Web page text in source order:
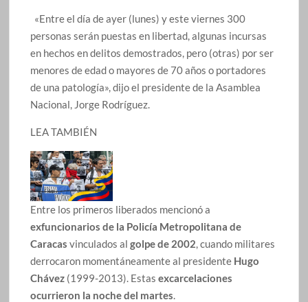
«Entre el día de ayer (lunes) y este viernes 300
personas serán puestas en libertad, algunas incursas
en hechos en delitos demostrados, pero (otras) por ser
menores de edad o mayores de 70 años o portadores
de una patología», dijo el presidente de la Asamblea
Nacional, Jorge Rodríguez.
LEA TAMBIÉN
Entre los primeros liberados mencionó a
exfuncionarios de la Policía Metropolitana de
Caracas vinculados algolpe de 2002, cuando militares
derrocaron momentáneamente al presidente Hugo
Chávez (1999-2013). Estasexcarcelaciones
ocurrieron la noche del martes.